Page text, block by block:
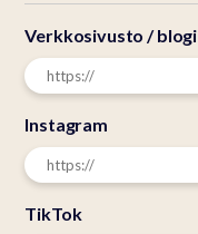
Verkkosivusto / blogi
Instagram
TikTok